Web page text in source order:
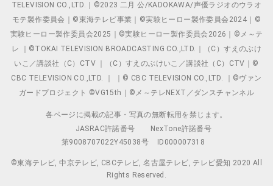
TELEVISION CO.,LTD.｜©2023 二月 公/KADOKAWA/声優ラジオのウラオ
モテ製作委員会｜©東海テレビ事業｜©実験ヒーロー製作委員会2024｜©
実験ヒーロー製作委員会2025｜©実験ヒーロー製作委員会2026｜©メ～テ
レ ｜©TOKAI TELEVISION BROADCASTING CO.,LTD.｜（C）すえのぶけ
いこ／講談社（C）CTV ｜（C）すえのぶけいこ／講談社（C）CTV｜©
CBC TELEVISION CO.,LTD. ｜ ｜© CBC TELEVISION CO.,LTD. ｜©ヴァン
ガードプロジェクト ©VG15th｜©メ～テレNEXT／ダンスチャンネル
各ページに掲載の記事・写真の無断転用を禁じます。
JASRAC許諾番号
NexTone許諾番号
第9008707022Y45038号
ID000007318
©東海テレビ, 中京テレビ, CBCテレビ, 名古屋テレビ, テレビ愛知 2020 All
Rights Reserved.